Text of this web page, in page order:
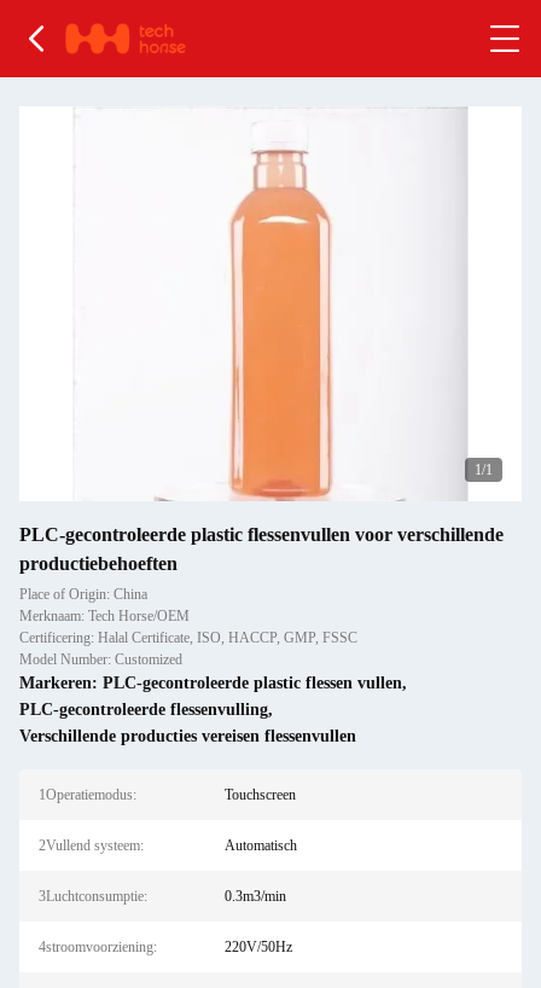
1/1
PLC-gecontroleerde plastic flessenvullen voor verschillende
productiebehoeften
Place of Origin: China
Merknaam: Tech Horse/OEM
Certificering: Halal Certificate, ISO, HACCP, GMP, FSSC
Model Number: Customized
Markeren: PLC-gecontroleerde plastic flessen vullen,
PLC-gecontroleerde flessenvulling,
Verschillende producties vereisen flessenvullen
1Operatiemodus: Touchscreen
2Vullend systeem: Automatisch
3Luchtconsumptie: 0.3m3/min
4stroomvoorziening: 220V/50Hz